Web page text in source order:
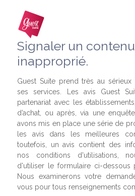
Signaler un contenu
inapproprié.
Guest Suite prend très au
ses services. Les avis Guest
partenariat avec les
d’achat, ou après, via une
avons mis en place une série de
les avis dans les meilleures
toutefois, un avis contient des
nos conditions d'utilisations,
d'utiliser le formulaire ci-dessous
Nous examinerons votre
vous pour tous renseignements